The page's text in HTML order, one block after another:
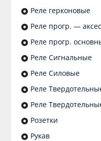
Реле герконовые
Реле прогр. —
Реле прогр.
Реле Сигнальные
Реле Силовые
Реле
Реле
Розетки
Рукав